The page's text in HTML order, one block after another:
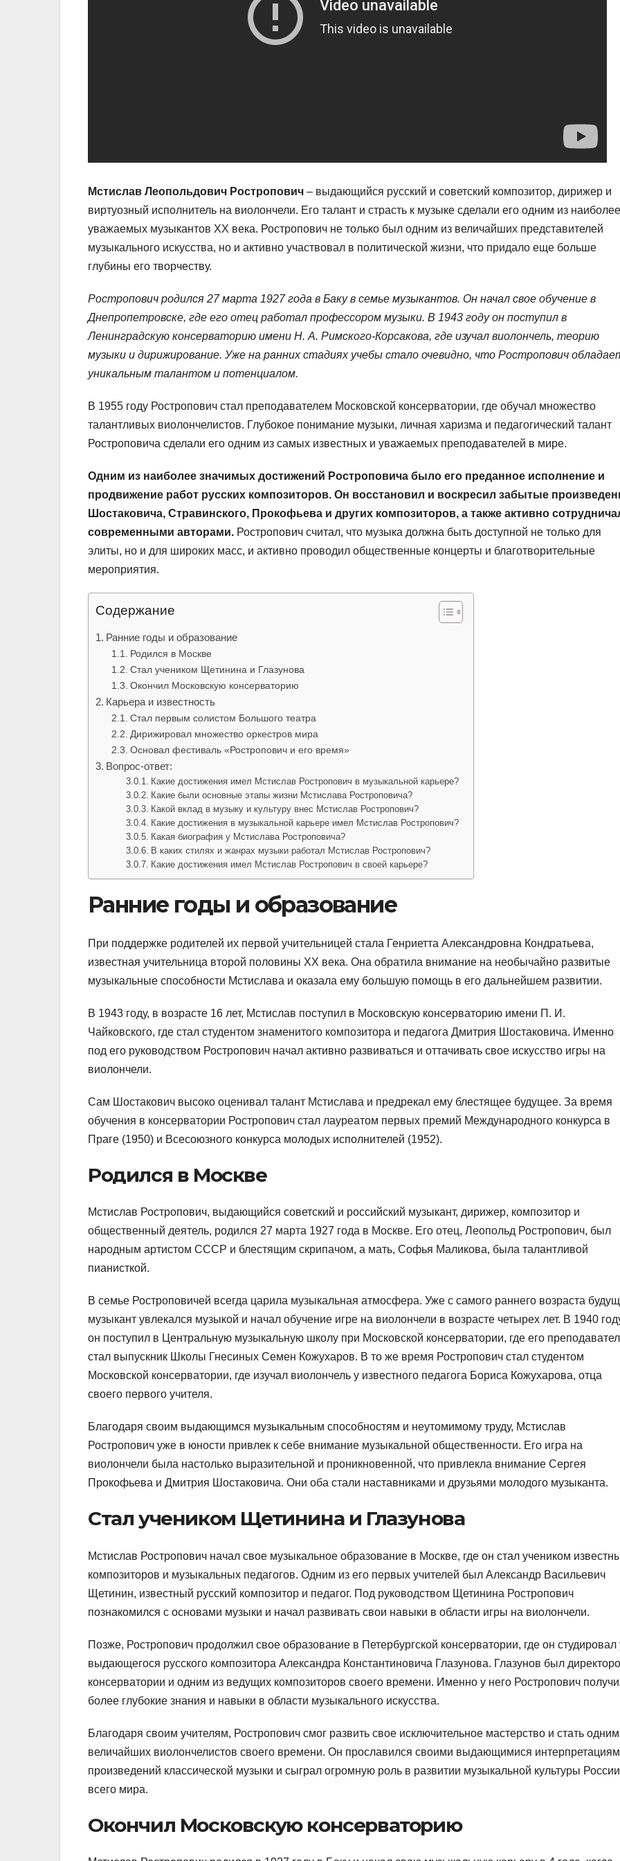
Мстислав Леопольдович Ростропович – выдающийся русский и советский композитор, дирижер и
виртуозный исполнитель на виолончели. Его талант и страсть к музыке сделали его одним из наиболее
уважаемых музыкантов XX века. Ростропович не только был одним из величайших представителей
музыкального искусства, но и активно участвовал в политической жизни, что придало еще больше
глубины его творчеству.
Ростропович родился 27 марта 1927 года в Баку в семье музыкантов. Он начал свое обучение в
Днепропетровске, где его отец работал профессором музыки. В 1943 году он поступил в
Ленинградскую консерваторию имени Н. А. Римского-Корсакова, где изучал виолончель, теорию
музыки и дирижирование. Уже на ранних стадиях учебы стало очевидно, что Ростропович
уникальным талантом и потенциалом.
В 1955 году Ростропович стал преподавателем Московской консерватории, где обучал множество
талантливых виолончелистов. Глубокое понимание музыки, личная харизма и педагогический талант
Ростроповича сделали его одним из самых известных и уважаемых преподавателей в мире.
Одним из наиболее значимых достижений Ростроповича было его преданное исполнение и
продвижение работ русских композиторов. Он восстановил и воскресил забытые
Шостаковича, Стравинского, Прокофьева и других композиторов, а также активно
современными авторами. Ростропович считал, что музыка должна быть доступной не только для
элиты, но и для широких масс, и активно проводил общественные концерты и благотворительные
мероприятия.
Содержание
Ранние годы и образование
Родился в Москве
Стал учеником Щетинина и Глазунова
Окончил Московскую консерваторию
Карьера и известность
Стал первым солистом Большого театра
Дирижировал множество оркестров мира
Основал фестиваль «Ростропович и его время»
Вопрос-ответ:
Какие достижения имел Мстислав Ростропович в музыкальной карьере?
Какие были основные этапы жизни Мстислава Ростроповича?
Какой вклад в музыку и культуру внес Мстислав Ростропович?
Какие достижения в музыкальной карьере имел Мстислав Ростропович?
Какая биография у Мстислава Ростроповича?
В каких стилях и жанрах музыки работал Мстислав Ростропович?
Какие достижения имел Мстислав Ростропович в своей карьере?
Ранние годы и образование
При поддержке родителей их первой учительницей стала Генриетта Александровна Кондратьева,
известная учительница второй половины XX века. Она обратила внимание на необычайно развитые
музыкальные способности Мстислава и оказала ему большую помощь в его дальнейшем развитии.
В 1943 году, в возрасте 16 лет, Мстислав поступил в Московскую консерваторию имени П. И.
Чайковского, где стал студентом знаменитого композитора и педагога Дмитрия Шостаковича. Именно
под его руководством Ростропович начал активно развиваться и оттачивать свое искусство игры на
виолончели.
Сам Шостакович высоко оценивал талант Мстислава и предрекал ему блестящее будущее. За время
обучения в консерватории Ростропович стал лауреатом первых премий Международного конкурса в
Праге (1950) и Всесоюзного конкурса молодых исполнителей (1952).
Родился в Москве
Мстислав Ростропович, выдающийся советский и российский музыкант, дирижер, композитор и
общественный деятель, родился 27 марта 1927 года в Москве. Его отец, Леопольд Ростропович, был
народным артистом СССР и блестящим скрипачом, а мать, Софья Маликова, была талантливой
пианисткой.
В семье Ростроповичей всегда царила музыкальная атмосфера. Уже с самого раннего возраста
музыкант увлекался музыкой и начал обучение игре на виолончели в возрасте четырех лет. В 1940
он поступил в Центральную музыкальную школу при Московской консерватории, где его
стал выпускник Школы Гнесиных Семен Кожухаров. В то же время Ростропович стал студентом
Московской консерватории, где изучал виолончель у известного педагога Бориса Кожухарова, отца
своего первого учителя.
Благодаря своим выдающимся музыкальным способностям и неутомимому труду, Мстислав
Ростропович уже в юности привлек к себе внимание музыкальной общественности. Его игра на
виолончели была настолько выразительной и проникновенной, что привлекла внимание Сергея
Прокофьева и Дмитрия Шостаковича. Они оба стали наставниками и друзьями молодого музыканта.
Стал учеником Щетинина и Глазунова
Мстислав Ростропович начал свое музыкальное образование в Москве, где он стал учеником
композиторов и музыкальных педагогов. Одним из его первых учителей был Александр Васильевич
Щетинин, известный русский композитор и педагог. Под руководством Щетинина Ростропович
познакомился с основами музыки и начал развивать свои навыки в области игры на виолончели.
Позже, Ростропович продолжил свое образование в Петербургской консерватории, где он студировал
выдающегося русского композитора Александра Константиновича Глазунова. Глазунов был
консерватории и одним из ведущих композиторов своего времени. Именно у него Ростропович
более глубокие знания и навыки в области музыкального искусства.
Благодаря своим учителям, Ростропович смог развить свое исключительное мастерство и стать
величайших виолончелистов своего времени. Он прославился своими выдающимися
произведений классической музыки и сыграл огромную роль в развитии музыкальной культуры
всего мира.
Окончил Московскую консерваторию